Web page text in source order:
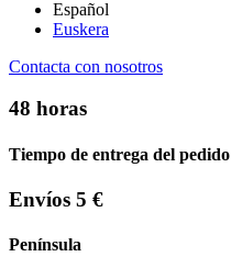
Español
Euskera
Contacta con nosotros
48 horas
Tiempo de entrega del pedido
Envíos 5 €
Península